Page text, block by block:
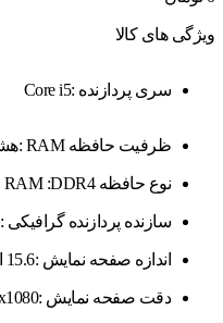
ویژگی های کالا
سری پردازنده :Core i5
ظرفیت حافظه RAM :هشت گیگابایت
نوع حافظه RAM :DDR4
سازنده پردازنده گرافیکی :AMD
اندازه صفحه نمایش :15.6 اینچ
دقت صفحه نمایش :Full HD| 1920 x1080